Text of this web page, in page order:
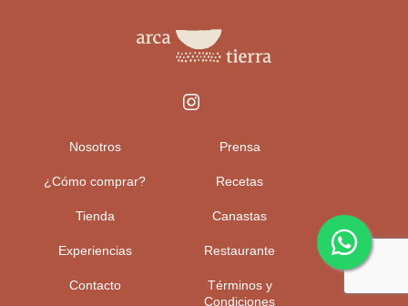
Nosotros Prensa
¿Cómo comprar? Recetas
Tienda Canastas
Experiencias Restaurante
Contacto
Términos y
Condiciones